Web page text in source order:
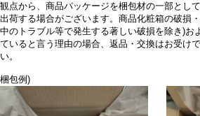
観点から、商品パッケージを梱包材の一部とし
出荷する場合がございます。商品化粧箱の破損
中のトラブル等で発生する著しい破損を除き)お
ていると言う理由の場合、返品・交換はお受け
い。
梱包例)